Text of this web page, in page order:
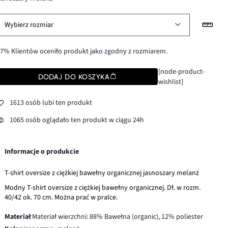
Wybierz rozmiar
Klientów oceniło produkt jako zgodny z rozmiarem.
DODAJ DO KOSZYKA
[node-product-
wishlist]
1613 osób lubi ten produkt
1065 osób oglądało ten produkt w ciągu 24h
Informacje o produkcie
T-shirt oversize z ciężkiej bawełny organicznej jasnoszary melanż
Modny T-shirt oversize z ciężkiej bawełny organicznej. Dł. w rozm.
40/42 ok. 70 cm. Można prać w pralce.
MateriałMateriał wierzchni: 88% Bawełna (organic), 12% poliester